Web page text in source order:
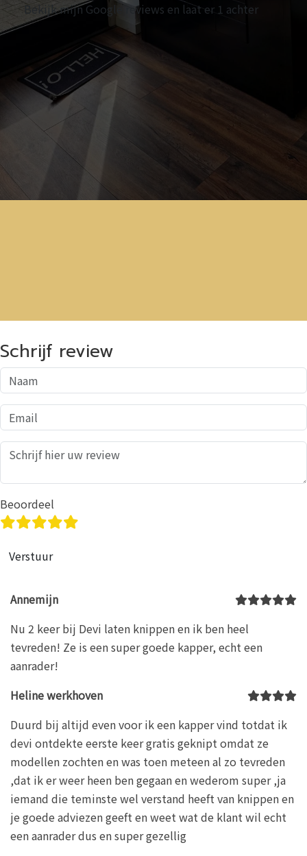
Bekijk mijn Google reviews en laat er 1 achter
Schrijf review
Beoordeel
Verstuur
Annemijn
Nu 2 keer bij Devi laten knippen en ik ben heel
tevreden! Ze is een super goede kapper, echt een
aanrader!
Heline werkhoven
Duurd bij altijd even voor ik een kapper vind totdat ik
devi ontdekte eerste keer gratis geknipt omdat ze
modellen zochten en was toen meteen al zo tevreden
,dat ik er weer heen ben gegaan en wederom super ,ja
iemand die teminste wel verstand heeft van knippen en
je goede adviezen geeft en weet wat de klant wil echt
een aanrader dus en super gezellig